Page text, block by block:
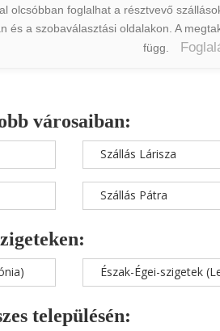
olcsóbban foglalhat a résztvevő
és a szobaválasztási oldalakon. A
függ.
városaiban:
Szállás Lárisza
Szállás Pátra
Észak-Égei-szigetek
településén: